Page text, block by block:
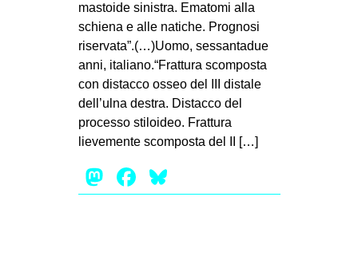
EUROPA
MEDIO ORIENTE
MONDO
EVENTI
in
mastoide sinistra. Ematomi alla
schiena e alle natiche. Prognosi
riservata”.(…)Uomo, sessantadue
anni, italiano.“Frattura scomposta
con distacco osseo del III distale
dell’ulna destra. Distacco del
processo stiloideo. Frattura
lievemente scomposta del II […]
Mastodon
Facebook